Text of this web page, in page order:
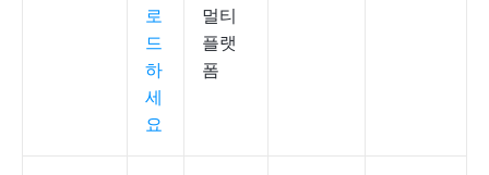
로
드
하
세
요
멀티
플랫
폼